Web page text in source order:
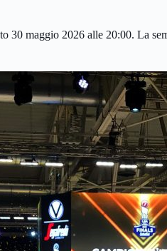
30 maggio 2026 alle 20:00. La